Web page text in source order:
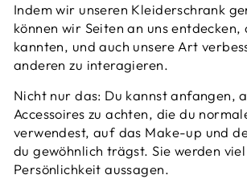
Indem wir unseren Kleiderschrank
können wir Seiten an uns
kannten, und auch unsere Art
anderen zu interagieren.
Nicht nur das: Du kannst anfangen,
Accessoires zu achten, die du
verwendest, auf das Make-up und
du gewöhnlich trägst. Sie werden
Persönlichkeit aussagen.